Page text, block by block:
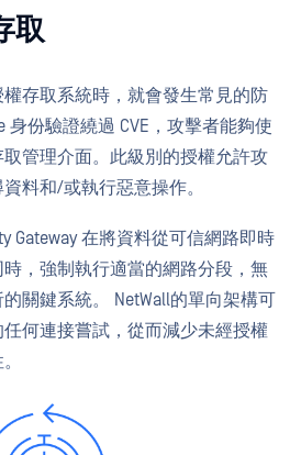
取
存取系統時，就會發生常見的防
身份驗證繞過 CVE，攻擊者能夠使
取管理介面。此級別的授權允許攻
料和/或執行惡意操作。
Gateway 在將資料從可信網路即時
，強制執行適當的網路分段，無
關鍵系統。 NetWall的單向架構可
何連接嘗試，從而減少未經授權